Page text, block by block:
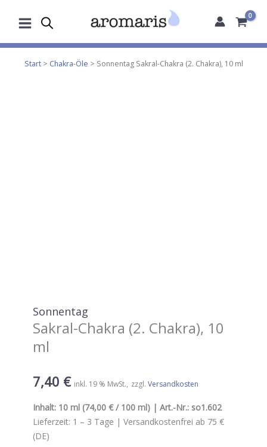
Inhalt
Start> Chakra-Öle > Sonnentag Sakral-Chakra (2. Chakra), 10 ml
Sonnentag
Sakral-Chakra (2. Chakra), 10
ml
7,40 € inkl. 19 % MwSt. zzgl. Versandkosten
Inhalt: 10 ml (74,00 € / 100 ml) | Art.-Nr.: so1.602
Lieferzeit: 1 – 3 Tage | Versandkostenfrei ab 75 €
(DE)